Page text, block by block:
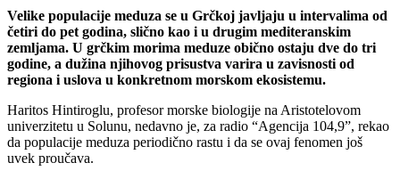
Velike populacije meduza se u Grčkoj javljaju u intervalima od
četiri do pet godina, slično kao i u drugim mediteranskim
zemljama. U grčkim morima meduze obično ostaju dve do tri
godine, a dužina njihovog prisustva varira u zavisnosti od
regiona i uslova u konkretnom morskom ekosistemu.
Haritos Hintiroglu, profesor morske biologije na Aristotelovom
univerzitetu u Solunu, nedavno je, za radio “Agencija 104,9”, rekao
da populacije meduza periodično rastu i da se ovaj fenomen još
uvek proučava.